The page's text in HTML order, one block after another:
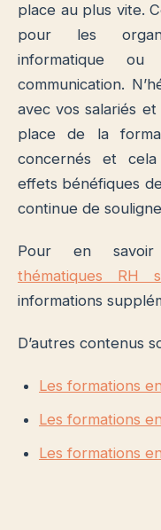
place au plus vite.
pour les
informatique ou
communication.
avec vos salariés
place de la
concernés et
effets bénéfiques
continue de
Pour en
thématiques RH
informations
D’autres contenus
Les formations
Les formations
Les formations